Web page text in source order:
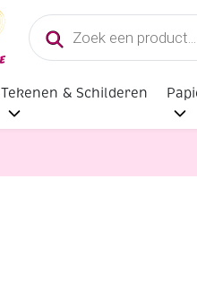
Producten
zoeken
Tekenen & Schilderen